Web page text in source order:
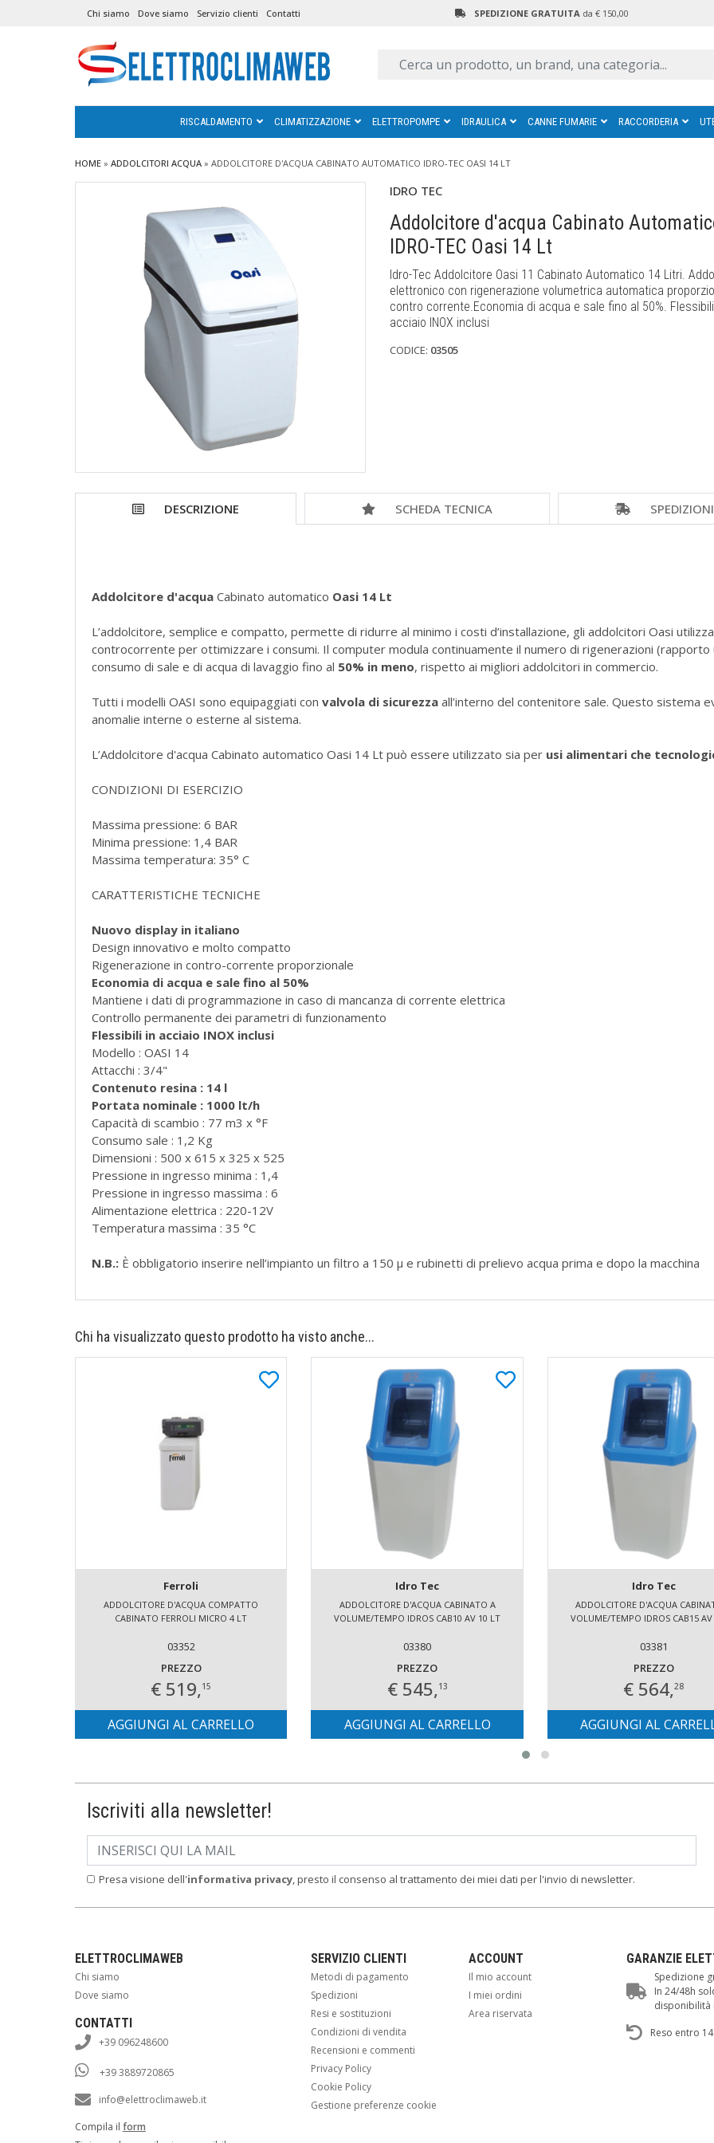
Chi siamo Dove siamo Servizio clienti Contatti SPEDIZIONE GRATUITA da € 150,00
RISCALDAMENTO CLIMATIZZAZIONE ELETTROPOMPE IDRAULICA CANNE FUMARIE RACCORDERIA
HOME» ADDOLCITORI ACQUA» ADDOLCITORE D'ACQUA CABINATO AUTOMATICO IDRO-TEC OASI 14 LT
IDRO TEC
Addolcitore d'acqua Cabinato
IDRO-TEC Oasi 14 Lt
Idro-Tec Addolcitore Oasi 11 Cabinato Automatico 14 Litri.
elettronico con rigenerazione volumetrica automatica
contro corrente.Economia di acqua e sale fino al 50%.
acciaio INOX inclusi
CODICE: 03505
DESCRIZIONE SCHEDA TECNICA SPEDIZIONI
Addolcitore d'acquaCabinato automatico Oasi 14 Lt
L’addolcitore, semplice e compatto, permette di ridurre al minimo i costi d’installazione, gli addolcitori Oasi
controcorrente per ottimizzare i consumi. Il computer modula continuamente il numero di rigenerazioni
consumo di sale e di acqua di lavaggio fino al 50% in meno, rispetto ai migliori addolcitori in commercio.
Tutti i modelli OASI sono equipaggiati con valvola di sicurezzaall’interno del contenitore sale. Questo sistema
anomalie interne o esterne al sistema.
L’Addolcitore d'acqua Cabinato automatico Oasi 14 Lt può essere utilizzato sia per usi alimentari che
CONDIZIONI DI ESERCIZIO
Massima pressione: 6 BAR
Minima pressione: 1,4 BAR
Massima temperatura: 35° C
CARATTERISTICHE TECNICHE
Nuovo display in italiano
Design innovativo e molto compatto
Rigenerazione in contro-corrente proporzionale
Economia di acqua e sale fino al 50%
Mantiene i dati di programmazione in caso di mancanza di corrente elettrica
Controllo permanente dei parametri di funzionamento
Flessibili in acciaio INOX inclusi
Modello : OASI 14
Attacchi : 3/4"
Contenuto resina : 14 l
Portata nominale : 1000 lt/h
Capacità di scambio : 77 m3 x °F
Consumo sale : 1,2 Kg
Dimensioni : 500 x 615 x 325 x 525
Pressione in ingresso minima : 1,4
Pressione in ingresso massima : 6
Alimentazione elettrica : 220-12V
Temperatura massima : 35 °C
N.B.:È obbligatorio inserire nell’impianto un filtro a 150 µ e rubinetti di prelievo acqua prima e dopo la macchina
Chi ha visualizzato questo prodotto ha visto anche...
Ferroli
ADDOLCITORE D'ACQUA COMPATTO
CABINATO FERROLI MICRO 4 LT
03352
PREZZO
€ 519,15
AGGIUNGI AL CARRELLO
Idro Tec
ADDOLCITORE D'ACQUA CABINATO A
VOLUME/TEMPO IDROS CAB10 AV 10 LT
03380
PREZZO
€ 545,13
AGGIUNGI AL CARRELLO
Idro Tec
ADDOLCITORE D'ACQUA
VOLUME/TEMPO IDROS CAB15
03381
PREZZO
€ 564,28
AGGIUNGI AL
Iscriviti alla newsletter!
Presa visione dell'informativa privacy, presto il consenso al trattamento dei miei dati per l'invio di newsletter.
ELETTROCLIMAWEB
Chi siamo
Dove siamo
CONTATTI
+39 096248600
+39 3889720865
info@elettroclimaweb.it
Compila il form
SERVIZIO CLIENTI
Metodi di pagamento
Spedizioni
Resi e sostituzioni
Condizioni di vendita
Recensioni e commenti
Privacy Policy
Cookie Policy
Gestione preferenze cookie
ACCOUNT
Il mio account
I miei ordini
Area riservata
GARANZIE
Spedizione
In 24/48h
disponibilità
Reso entro